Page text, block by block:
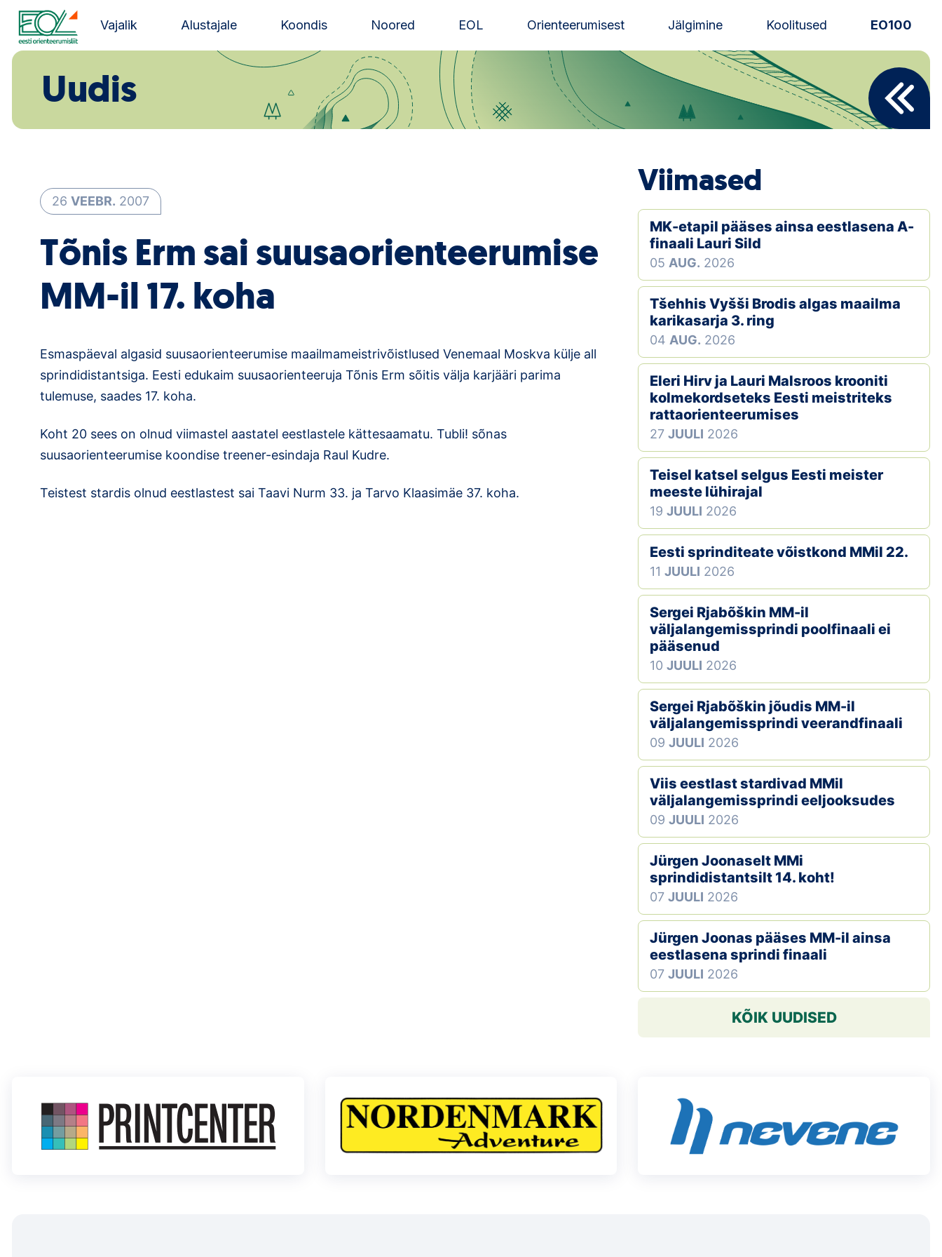
Liigu
juurde
Estonian Orienteering Federation
Vajalik Alustajale Koondis Noored EOL Orienteerumisest Jälgimine Koolitused EO100
Uudised
Alustajale
Eesti Orienteerumine 100!
Toetamine
Telli litsents!
Noored
Loha
EOL
Galerii
Kaardid
Kalender
Koondised
Tule klubisse!
Tulemused
Dokumendid
Klubid
Suletud maastikud
Püsirajad
Koolitused
OTSI
Uudis
26 VEEBR. 2007
Tõnis Erm sai suusaorienteerumise
MM-il 17. koha
Esmaspäeval algasid suusaorienteerumise maailmameistrivõistlused Venemaal Moskva külje all
sprindidistantsiga. Eesti edukaim suusaorienteeruja Tõnis Erm sõitis välja karjääri parima
tulemuse, saades 17. koha.
Koht 20 sees on olnud viimastel aastatel eestlastele kättesaamatu. Tubli! sõnas
suusaorienteerumise koondise treener-esindaja Raul Kudre.
Teistest stardis olnud eestlastest sai Taavi Nurm 33. ja Tarvo Klaasimäe 37. koha.
Viimased
MK-etapil pääses ainsa eestlasena A-
finaali Lauri Sild
05 AUG. 2026
Tšehhis Vyšši Brodis algas maailma
karikasarja 3. ring
04 AUG. 2026
Eleri Hirv ja Lauri Malsroos krooniti
kolmekordseteks Eesti meistriteks
rattaorienteerumises
27 JUULI 2026
Teisel katsel selgus Eesti meister
meeste lühirajal
19 JUULI 2026
Eesti sprinditeate võistkond MMil 22.
11 JUULI 2026
Sergei Rjabõškin MM-il
väljalangemissprindi poolfinaali ei
pääsenud
10 JUULI 2026
Sergei Rjabõškin jõudis MM-il
väljalangemissprindi veerandfinaali
09 JUULI 2026
Viis eestlast stardivad MMil
väljalangemissprindi eeljooksudes
09 JUULI 2026
Jürgen Joonaselt MMi
sprindidistantsilt 14. koht!
07 JUULI 2026
Jürgen Joonas pääses MM-il ainsa
eestlasena sprindi finaali
07 JUULI 2026
KÕIK UUDISED